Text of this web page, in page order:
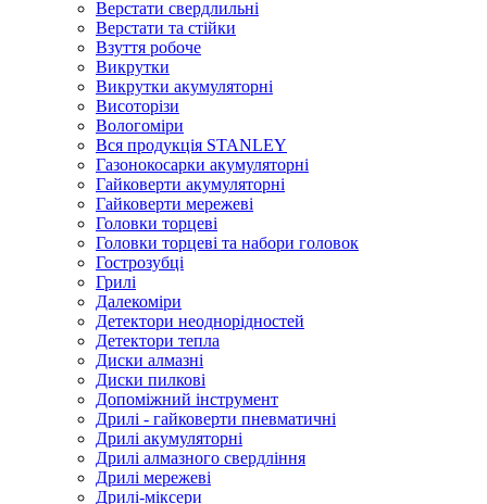
Верстати свердлильні
Верстати та стійки
Взуття робоче
Викрутки
Викрутки акумуляторні
Висоторізи
Вологоміри
Вся продукція STANLEY
Газонокосарки акумуляторні
Гайковерти акумуляторні
Гайковерти мережеві
Головки торцеві
Головки торцеві та набори головок
Гострозубці
Грилі
Далекоміри
Детектори неоднорідностей
Детектори тепла
Диски алмазні
Диски пилкові
Допоміжний інструмент
Дрилі - гайковерти пневматичні
Дрилі акумуляторні
Дрилі алмазного свердління
Дрилі мережеві
Дрилі-міксери